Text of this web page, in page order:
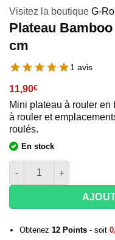
Visitez la boutique G-
Plateau
cm
1 avis
11,90€
Mini plateau à rouler
à rouler et
roulés.
En stock
quantité de Plateau
Obtenez 12Points- soit